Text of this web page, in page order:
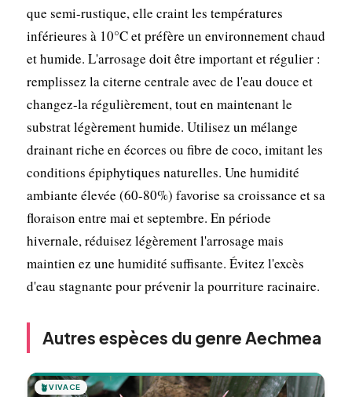
que semi-rustique, elle craint les températures
inférieures à 10°C et préfère un environnement chaud
et humide. L'arrosage doit être important et régulier :
remplissez la citerne centrale avec de l'eau douce et
changez-la régulièrement, tout en maintenant le
substrat légèrement humide. Utilisez un mélange
drainant riche en écorces ou fibre de coco, imitant les
conditions épiphytiques naturelles. Une humidité
ambiante élevée (60-80%) favorise sa croissance et sa
floraison entre mai et septembre. En période
hivernale, réduisez légèrement l'arrosage mais
maintien ez une humidité suffisante. Évitez l'excès
d'eau stagnante pour prévenir la pourriture racinaire.
Autres espèces du genre Aechmea
🪴VIVACE